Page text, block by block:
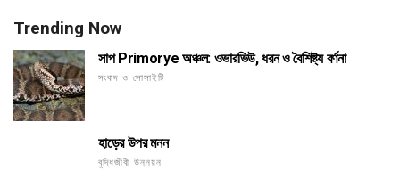
Trending Now
সাপ Primorye অঞ্চল: ওভারভিউ, ধরন ও বৈশিষ্ট্য বর্ণনা
সংবাদ ও সোসাইটি
হাড়ের উপর মনন
বুদ্ধিজীবী উন্নয়ন